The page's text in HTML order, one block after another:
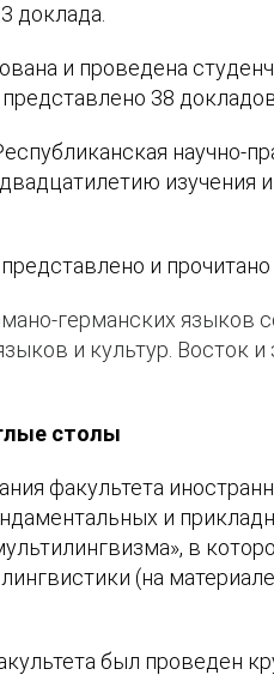
доклада.
и проведена
38
научно-
изучения
и прочитано
германских
и культур. Восток
столы
факультета
и
в
(на
был проведен